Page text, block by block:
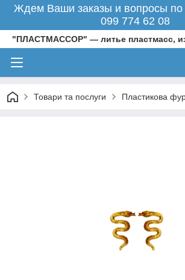
Ждем Ваши заказы и вопросы по
099 774 62 08
"ПЛАСТМАССОР" — литье пластмасс,
Товари та послуги Пластикова